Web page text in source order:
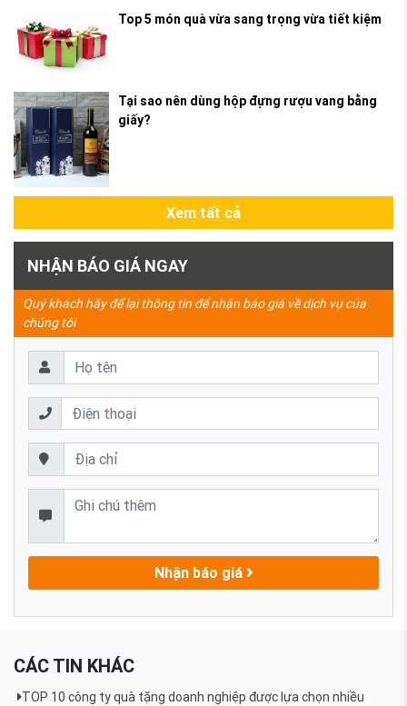
Top 5 món quà vừa sang trọng vừa tiết kiệm
Tại sao nên dùng hộp đựng rượu vang bằng
giấy?
Xem tất cả
NHẬN BÁO GIÁ NGAY
Quý khách hãy để lại thông tin để nhận báo giá về dịch vụ của
chúng tôi
Nhận báo giá
CÁC TIN KHÁC
TOP 10 công ty quà tặng doanh nghiệp được lựa chọn nhiều